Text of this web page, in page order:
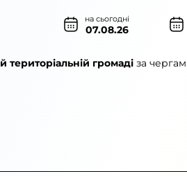
на сьогодні
07.08.26
територіальній громаді за